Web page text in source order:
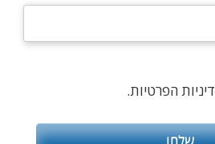
הפרטיות.